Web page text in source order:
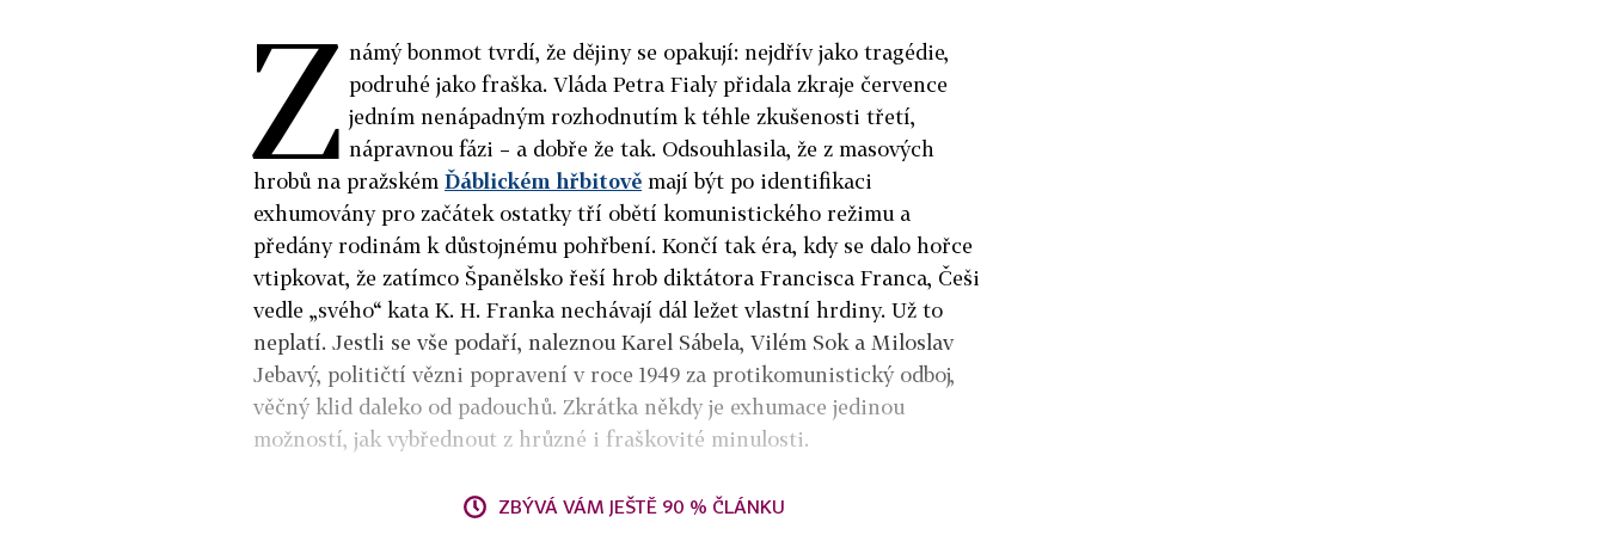
Z námý bonmot tvrdí, že dějiny se opakují: nejdřív jako tragédie,
podruhé jako fraška. Vláda Petra Fialy přidala zkraje července
jedním nenápadným rozhodnutím k téhle zkušenosti třetí,
nápravnou fázi – a dobře že tak. Odsouhlasila, že z masových
hrobů na pražském Ďáblickém hřbitově mají být po identifikaci
exhumovány pro začátek ostatky tří obětí komunistického režimu a
předány rodinám k důstojnému pohřbení. Končí tak éra, kdy se dalo hořce
vtipkovat, že zatímco Španělsko řeší hrob diktátora Francisca Franca, Češi
vedle „svého“ kata K. H. Franka nechávají dál ležet vlastní hrdiny. Už to
neplatí. Jestli se vše podaří, naleznou Karel Sábela, Vilém Sok a Miloslav
Jebavý, političtí vězni popravení v roce 1949 za protikomunistický odboj,
věčný klid daleko od padouchů. Zkrátka někdy je exhumace jedinou
možností, jak vybřednout z hrůzné i fraškovité minulosti.
ZBÝVÁ VÁM JEŠTĚ 90 % ČLÁNKU